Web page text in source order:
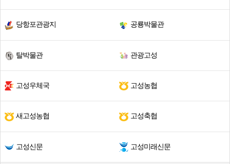
당항포관광지 공룡박물관
탈박물관 관광고성
고성우체국 고성농협
새고성농협 고성축협
고성신문 고성미래신문